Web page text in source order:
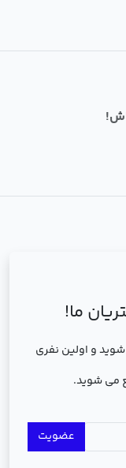
ما!
و اولین نفری
می شوید.
عضویت